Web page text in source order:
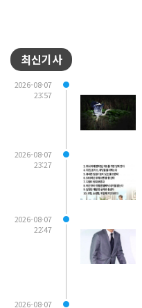
최신기사
2026-08-07
23:57
2026-08-07
23:27
2026-08-07
22:47
2026-08-07